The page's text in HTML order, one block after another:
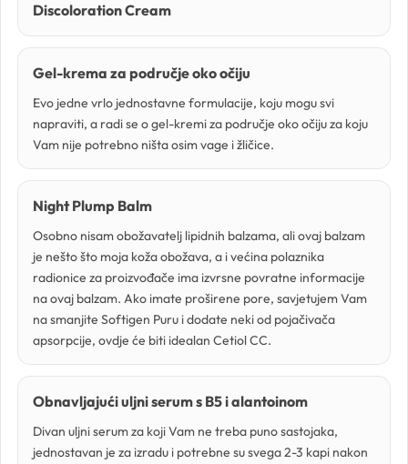
Discoloration Cream
Gel-krema za područje oko očiju
Evo jedne vrlo jednostavne formulacije, koju mogu svi
napraviti, a radi se o gel-kremi za područje oko očiju za koju
Vam nije potrebno ništa osim vage i žličice.
Night Plump Balm
Osobno nisam obožavatelj lipidnih balzama, ali ovaj balzam
je nešto što moja koža obožava, a i većina polaznika
radionice za proizvođače ima izvrsne povratne informacije
na ovaj balzam. Ako imate proširene pore, savjetujem Vam
na smanjite Softigen Puru i dodate neki od pojačivača
apsorpcije, ovdje će biti idealan Cetiol CC.
Obnavljajući uljni serum s B5 i alantoinom
Divan uljni serum za koji Vam ne treba puno sastojaka,
jednostavan je za izradu i potrebne su svega 2-3 kapi nakon
Maslaci
Mica prahovi
Otapala
Pigmenti
Podloge
Pojačivači apsorpcije
Polimeri